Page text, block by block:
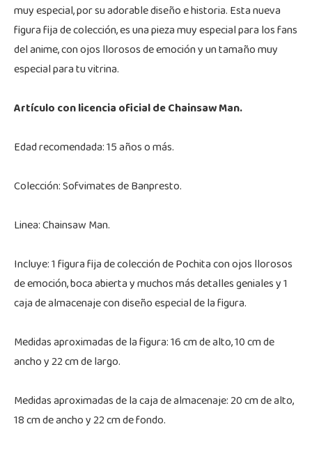
muy especial, por su adorable diseño e historia. Esta nueva
figura fija de colección, es una pieza muy especial para los fans
del anime, con ojos llorosos de emoción y un tamaño muy
especial para tu vitrina.
Artículo con licencia oficial de Chainsaw Man.
Edad recomendada: 15 años o más.
Colección: Sofvimates de Banpresto.
Linea: Chainsaw Man.
Incluye: 1 figura fija de colección de Pochita con ojos llorosos
de emoción, boca abierta y muchos más detalles geniales y 1
caja de almacenaje con diseño especial de la figura.
Medidas aproximadas de la figura: 16 cm de alto, 10 cm de
ancho y 22 cm de largo.
Medidas aproximadas de la caja de almacenaje: 20 cm de alto,
18 cm de ancho y 22 cm de fondo.